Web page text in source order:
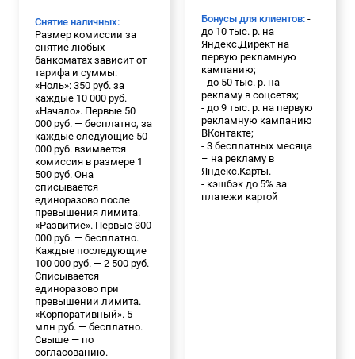
Снятие наличных:
Размер комиссии за
снятие любых
банкоматах зависит от
тарифа и суммы:
«Ноль»: 350 руб. за
каждые 10 000 руб.
«Начало». Первые 50
000 руб. — бесплатно, за
каждые следующие 50
000 руб. взимается
комиссия в размере 1
500 руб. Она
списывается
единоразово после
превышения лимита.
«Развитие». Первые 300
000 руб. — бесплатно.
Каждые последующие
100 000 руб. — 2 500 руб.
Списывается
единоразово при
превышении лимита.
«Корпоративный». 5
млн руб. — бесплатно.
Свыше — по
согласованию.
Бонусы для клиентов: -
до 10 тыс. р. на
Яндекс.Директ на
первую рекламную
кампанию;
- до 50 тыс. р. на
рекламу в соцсетях;
- до 9 тыс. р. на первую
рекламную кампанию
ВКонтакте;
- 3 бесплатных месяца
– на рекламу в
Яндекс.Карты.
- кэшбэк до 5% за
платежи картой